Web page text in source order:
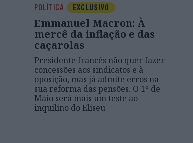
POLÍTICA EXCLUSIVO
Emmanuel Macron: À
mercê da inflação e das
caçarolas
Presidente francês não quer fazer
concessões aos sindicatos e à
oposição, mas já admite erros na
sua reforma das pensões. O 1º de
Maio será mais um teste ao
inquilino do Eliseu